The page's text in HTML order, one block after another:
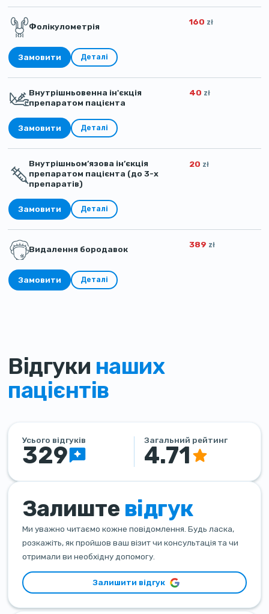
Фолікулометрія 160 zł
Замовити Деталі
Внутрішньовенна ін'єкція
препаратом пацієнта
40 zł
Замовити Деталі
Внутрішньом’язова ін’єкція
препаратом пацієнта (до 3-х
препаратів)
20 zł
Замовити Деталі
Видалення бородавок 389 zł
Замовити Деталі
Відгуки наших
пацієнтів
Усього відгуків
329
Загальний рейтинг
4.71
Залиште відгук
Ми уважно читаємо кожне повідомлення. Будь ласка,
розкажіть, як пройшов ваш візит чи консультація та чи
отримали ви необхідну допомогу.
Залишити відгук